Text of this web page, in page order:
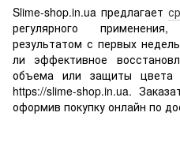
Slime-shop.in.ua предлагает
регулярного
результатом с первых
ли эффективное
объема или защиты
https://slime-shop.in.ua.
оформив покупку онлайн по